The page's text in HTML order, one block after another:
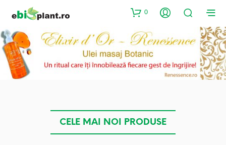
0
CELE MAI NOI PRODUSE